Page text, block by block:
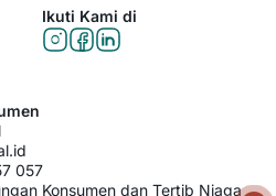
Ikuti Kami di
057
Konsumen dan Tertib Niaga